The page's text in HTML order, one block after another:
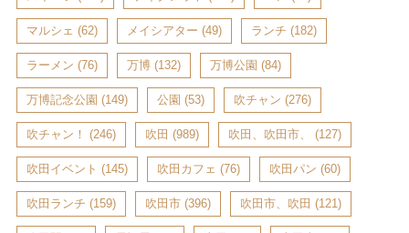
マルシェ (62) メイシアター (49) ランチ (182)
ラーメン (76) 万博 (132) 万博公園 (84)
万博記念公園 (149) 公園 (53) 吹チャン (276)
吹チャン！ (246) 吹田 (989) 吹田、吹田市、 (127)
吹田イベント (145) 吹田カフェ (76) 吹田パン (60)
吹田ランチ (159) 吹田市 (396) 吹田市、吹田 (121)